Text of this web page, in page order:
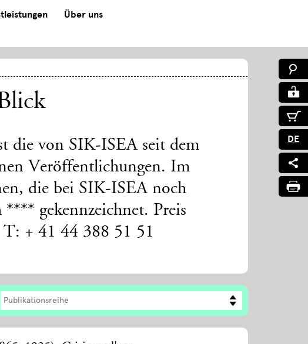
Über uns
DE
die von SIK-ISEA seit dem
Veröffentlichungen. Im
die bei SIK-ISEA noch
gekennzeichnet. Preis
T: + 41 44 388 51 51
Publikationsreihe